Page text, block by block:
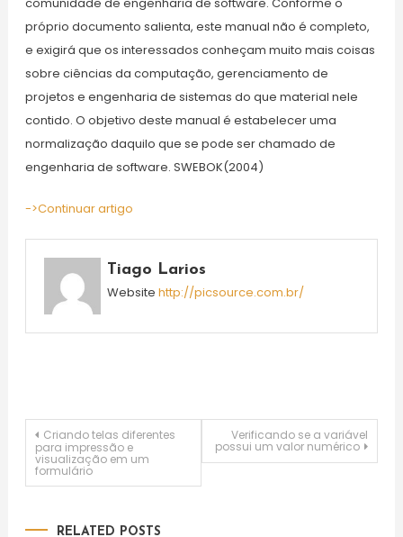
próprio documento salienta, este manual não é completo,
e exigirá que os interessados conheçam muito mais coisas
sobre ciências da computação, gerenciamento de
projetos e engenharia de sistemas do que material nele
contido. O objetivo deste manual é estabelecer uma
normalização daquilo que se pode ser chamado de
engenharia de software. SWEBOK(2004)
->Continuar artigo
Tiago Larios
Website http://picsource.com.br/
Navegação
de
artigos
Criando telas diferentes
para impressão e
visualização em um
formulário
Verificando se a variável
possui um valor numérico
RELATED POSTS